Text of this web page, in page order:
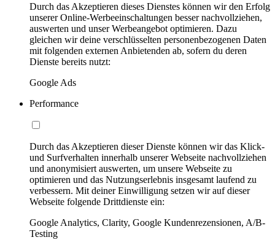
Durch das Akzeptieren dieses Dienstes können wir den Erfolg
unserer Online-Werbeeinschaltungen besser nachvollziehen,
auswerten und unser Werbeangebot optimieren. Dazu
gleichen wir deine verschlüsselten personenbezogenen Daten
mit folgenden externen Anbietenden ab, sofern du deren
Dienste bereits nutzt:
Google Ads
Performance
Durch das Akzeptieren dieser Dienste können wir das Klick-
und Surfverhalten innerhalb unserer Webseite nachvollziehen
und anonymisiert auswerten, um unsere Webseite zu
optimieren und das Nutzungserlebnis insgesamt laufend zu
verbessern. Mit deiner Einwilligung setzen wir auf dieser
Webseite folgende Drittdienste ein:
Google Analytics, Clarity, Google Kundenrezensionen, A/B-
Testing